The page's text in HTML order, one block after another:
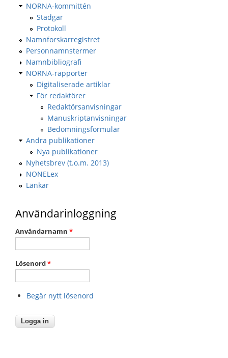
NORNA-kommittén
Stadgar
Protokoll
Namnforskarregistret
Personnamnstermer
Namnbibliografi
NORNA-rapporter
Digitaliserade artiklar
För redaktörer
Redaktörsanvisningar
Manuskriptanvisningar
Bedömningsformulär
Andra publikationer
Nya publikationer
Nyhetsbrev (t.o.m. 2013)
NONELex
Länkar
Användarinloggning
Användarnamn *
Lösenord*
Begär nytt lösenord